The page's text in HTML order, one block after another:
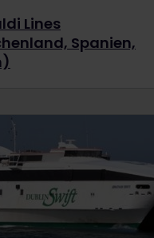
Lines
Spanien,